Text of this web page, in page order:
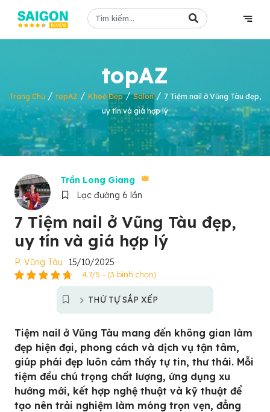
topAZ
Trang Chủ / topAZ / Khoẻ Đẹp/Salon/ 7 Tiệm nail ở Vũng Tàu đẹp,
uy tín và giá hợp lý
Trần Long Giang
Lạc đường 6 lần
7 Tiệm nail ở Vũng Tàu đẹp,
uy tín và giá hợp lý
P. Vũng Tàu 15/10/2025
4.7/5 - (3 bình chọn)
THỨ TỰ SẮP XẾP
Tiệm nail ở Vũng Tàu mang đến không gian làm
đẹp hiện đại, phong cách và dịch vụ tận tâm,
giúp phái đẹp luôn cảm thấy tự tin, thư thái. Mỗi
tiệm đều chú trọng chất lượng, ứng dụng xu
hướng mới, kết hợp nghệ thuật và kỹ thuật để
tạo nên trải nghiệm làm móng trọn vẹn, đẳng